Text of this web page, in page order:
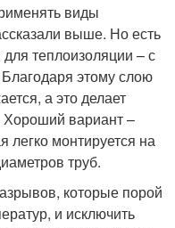
виды
выше. Но есть
теплоизоляции – с
этому слою
а это делает
вариант –
легко монтируется на
труб.
которые порой
и исключить